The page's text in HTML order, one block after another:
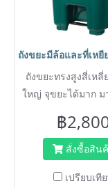
ถังขยะมีล้อและที่เหยี
ถังขยะทรงสูงสี่เห
ใหญ่ จุขยะได้มาก ม
เคลื่อนย้ายสะดวก
สำหรับใช้ภายนอกบ้า
สำนักงาน หอพัก หรื
สาธารณะที่มีคนพ
฿
สั่งซื้อสิน
เปรียบเที